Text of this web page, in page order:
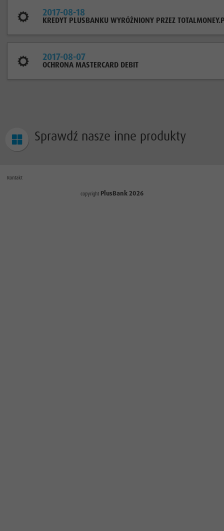
2017-08-18
KREDYT PLUSBANKU WYRÓŻNIONY PRZEZ
2017-08-07
OCHRONA MASTERCARD DEBIT
Sprawdź nasze inne produkty
Kontakt
copyright PlusBank 2026